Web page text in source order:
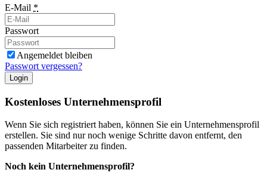
E-Mail *
Passwort
Angemeldet bleiben
Passwort vergessen?
Login
Kostenloses Unternehmensprofil
Wenn Sie sich registriert haben, können Sie ein Unternehmensprofil
erstellen. Sie sind nur noch wenige Schritte davon entfernt, den
passenden Mitarbeiter zu finden.
Noch kein Unternehmensprofil?